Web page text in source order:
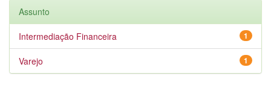
Assunto
1
Intermediação Financeira
1
Varejo